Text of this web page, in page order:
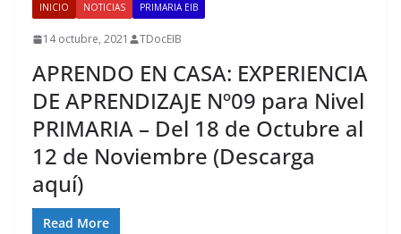
INICIO NOTICIAS PRIMARIA EIB
14 octubre, 2021 TDocEIB
APRENDO EN CASA: EXPERIENCIA
DE APRENDIZAJE Nº09 para Nivel
PRIMARIA – Del 18 de Octubre al
12 de Noviembre (Descarga
aquí)
Read More